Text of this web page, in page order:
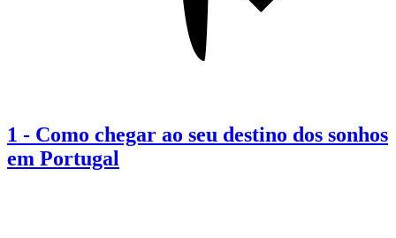
1 - Como chegar ao seu destino dos sonhos
em Portugal